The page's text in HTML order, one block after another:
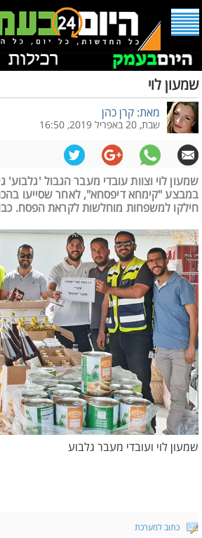
שמעון לוי
מאת: קרן כהן
שבת, 20 באפריל 2019, 16:50
שמעון לוי וצוות עובדי מעבר הגבול 'גלבוע'
במבצע "קימחא דיפסחא", לאחר שסייעו
חילקו למשפחות מוחלשות לקראת הפסח.
שמעון לוי ועובדי מעבר גלבוע
כתוב למערכת